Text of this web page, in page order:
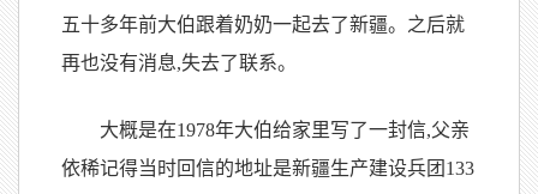
五十多年前大伯跟着奶奶一起去了新疆。之后就
再也没有消息,失去了联系。
大概是在1978年大伯给家里写了一封信,父亲
依稀记得当时回信的地址是新疆生产建设兵团133